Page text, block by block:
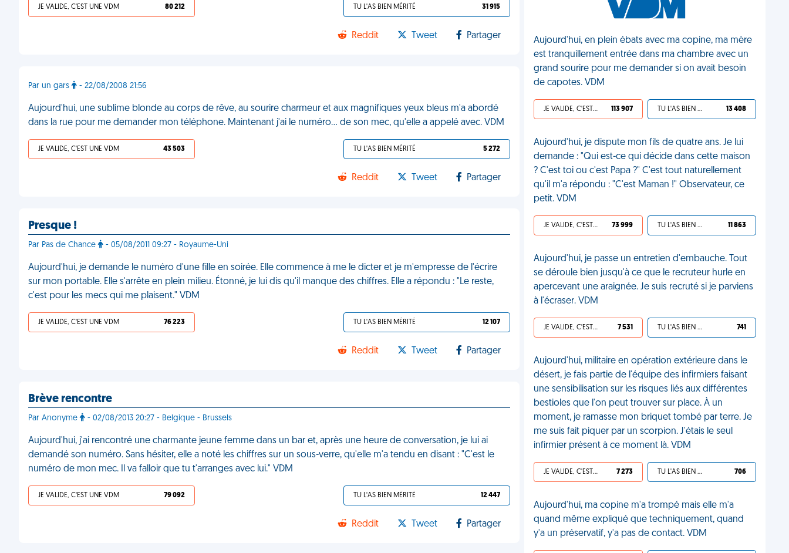
JE VALIDE, C'EST UNE VDM 80 212 TU L'AS BIEN MÉRITÉ 31 915
Reddit Tweet Partager
Par un gars - 22/08/2008 21:56
Aujourd'hui, une sublime blonde au corps de rêve, au sourire charmeur et aux magnifiques yeux bleus m'a abordé
dans la rue pour me demander mon téléphone. Maintenant j'ai le numéro... de son mec, qu'elle a appelé avec. VDM
JE VALIDE, C'EST UNE VDM 43 503 TU L'AS BIEN MÉRITÉ 5 272
Reddit Tweet Partager
Presque !
Par Pas de Chance - 05/08/2011 09:27 - Royaume-Uni
Aujourd'hui, je demande le numéro d'une fille en soirée. Elle commence à me le dicter et je m'empresse de l'écrire
sur mon portable. Elle s'arrête en plein milieu. Étonné, je lui dis qu'il manque des chiffres. Elle a répondu : "Le reste,
c'est pour les mecs qui me plaisent." VDM
JE VALIDE, C'EST UNE VDM 76 223 TU L'AS BIEN MÉRITÉ 12 107
Reddit Tweet Partager
Brève rencontre
Par Anonyme - 02/08/2013 20:27 - Belgique - Brussels
Aujourd'hui, j'ai rencontré une charmante jeune femme dans un bar et, après une heure de conversation, je lui ai
demandé son numéro. Sans hésiter, elle a noté les chiffres sur un sous-verre, qu'elle m'a tendu en disant : "C'est le
numéro de mon mec. Il va falloir que tu t'arranges avec lui." VDM
JE VALIDE, C'EST UNE VDM 79 092 TU L'AS BIEN MÉRITÉ 12 447
Reddit Tweet Partager
Aujourd'hui, en plein ébats avec ma copine, ma mère
est tranquillement entrée dans ma chambre avec un
grand sourire pour me demander si on avait besoin
de capotes. VDM
JE VALIDE, C'EST UNE VDM 113 907 TU L'AS BIEN MÉRITÉ 13 408
Aujourd'hui, je dispute mon fils de quatre ans. Je lui
demande : "Qui est-ce qui décide dans cette maison
? C'est toi ou c'est Papa ?" C'est tout naturellement
qu'il m'a répondu : "C'est Maman !" Observateur, ce
petit. VDM
JE VALIDE, C'EST UNE VDM 73 999 TU L'AS BIEN MÉRITÉ 11 863
Aujourd'hui, je passe un entretien d'embauche. Tout
se déroule bien jusqu'à ce que le recruteur hurle en
apercevant une araignée. Je suis recruté si je parviens
à l'écraser. VDM
JE VALIDE, C'EST UNE VDM 7 531 TU L'AS BIEN MÉRITÉ 741
Aujourd'hui, militaire en opération extérieure dans le
désert, je fais partie de l'équipe des infirmiers faisant
une sensibilisation sur les risques liés aux différentes
bestioles que l'on peut trouver sur place. À un
moment, je ramasse mon briquet tombé par terre. Je
me suis fait piquer par un scorpion. J'étais le seul
infirmier présent à ce moment là. VDM
JE VALIDE, C'EST UNE VDM 7 273 TU L'AS BIEN MÉRITÉ 706
Aujourd'hui, ma copine m'a trompé mais elle m'a
quand même expliqué que techniquement, quand
y'a un préservatif, y'a pas de contact. VDM